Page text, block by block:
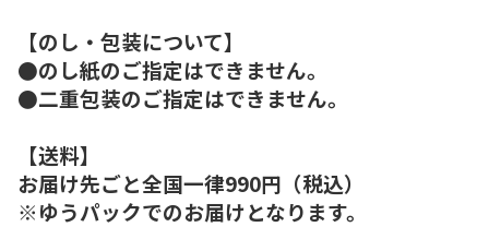
【のし・包装について】
●のし紙のご指定はできません。
●二重包装のご指定はできません。
【送料】
お届け先ごと全国一律990円（税込）
※ゆうパックでのお届けとなります。